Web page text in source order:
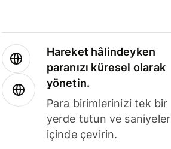
Hareket hâlindeyken
paranızı küresel olarak
yönetin.
Para birimlerinizi tek bir
yerde tutun ve saniyeler
içinde çevirin.